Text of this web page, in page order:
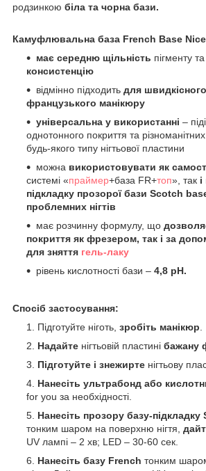
родзинкою біла та чорна бази.
Камуфлювальна база French Base
має середню щільність пігменту та
консистенцію
відмінно підходить для
французького манікюру
універсальна у використанні –
однотонного покриття та
будь-якого типу нігтьової пластини
можна використовувати як
системі «праймер+база FR+топ», так
підкладку прозорої бази Scotch
проблемних нігтів
має розчинну формулу, що
покриття як фрезером, так і за
для зняття гель-лаку
рівень кислотності бази – 4,8 pH.
Спосіб застосування:
Підготуйте ніготь, зробіть манікюр
Надайте нігтьовій пластині бажану
Підготуйте і знежирте нігтьову
Нанесіть ультрабонд або
for you за необхідності.
Нанесіть прозору базу-
тонким шаром на поверхню нігтя,
UV лампі – 2 хв; LED – 30-60 сек.
Нанесіть базу French тонким